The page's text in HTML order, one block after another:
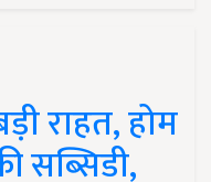
राहत, होम
सब्सिडी,